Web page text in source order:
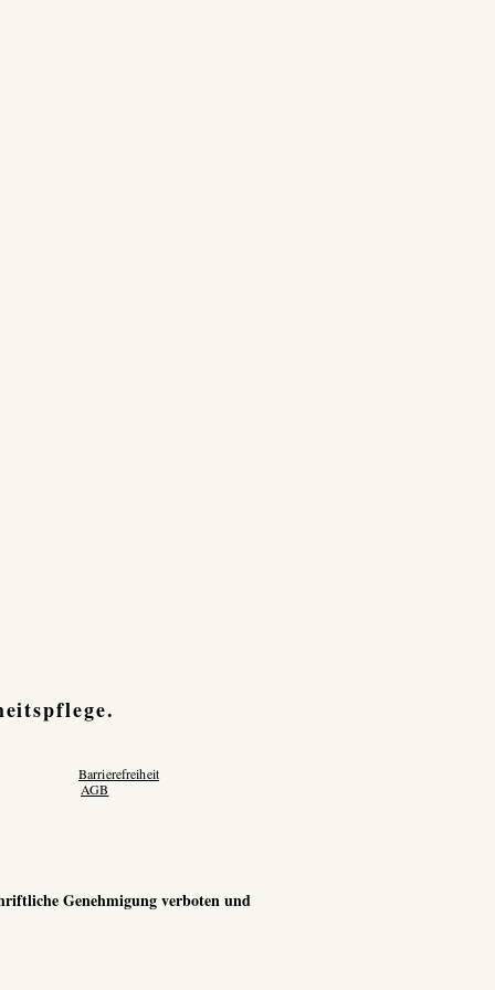
Barrierefreiheit
AGB
Genehmigung verboten und